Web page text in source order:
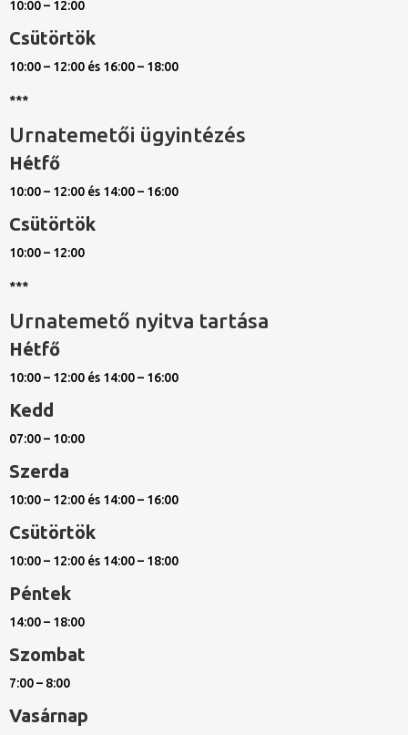
10:00 – 12:00
Csütörtök
10:00 – 12:00 és 16:00 – 18:00
***
Urnatemetői ügyintézés
Hétfő
10:00 – 12:00 és 14:00 – 16:00
Csütörtök
10:00 – 12:00
***
Urnatemető nyitva tartása
Hétfő
10:00 – 12:00 és 14:00 – 16:00
Kedd
07:00 – 10:00
Szerda
10:00 – 12:00 és 14:00 – 16:00
Csütörtök
10:00 – 12:00 és 14:00 – 18:00
Péntek
14:00 – 18:00
Szombat
7:00 – 8:00
Vasárnap